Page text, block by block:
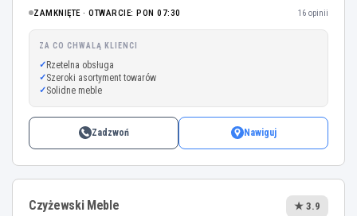
ZAMKNIĘTE · OTWARCIE: PON 07:30 16 opinii
ZA CO CHWALĄ KLIENCI
Rzetelna obsługa
Szeroki asortyment towarów
Solidne meble
Zadzwoń Nawiguj
Czyżewski Meble ★ 3.9